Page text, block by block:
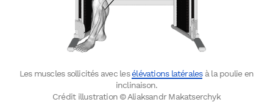
Les muscles sollicités avec lesélévations latéralesà la poulie en
inclinaison.
Crédit illustration © Aliaksandr Makatserchyk